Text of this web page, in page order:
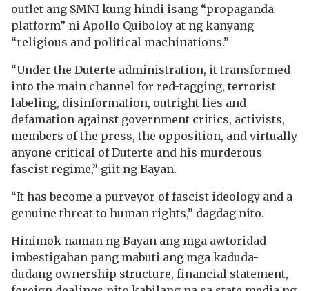
outlet ang SMNI kung hindi isang “propaganda
platform” ni Apollo Quiboloy at ng kanyang
“religious and political machinations.”
“Under the Duterte administration, it transformed
into the main channel for red-tagging, terrorist
labeling, disinformation, outright lies and
defamation against government critics, activists,
members of the press, the opposition, and virtually
anyone critical of Duterte and his murderous
fascist regime,” giit ng Bayan.
“It has become a purveyor of fascist ideology and a
genuine threat to human rights,” dagdag nito.
Hinimok naman ng Bayan ang mga awtoridad
imbestigahan pang mabuti ang mga kaduda-
dudang ownership structure, financial statement,